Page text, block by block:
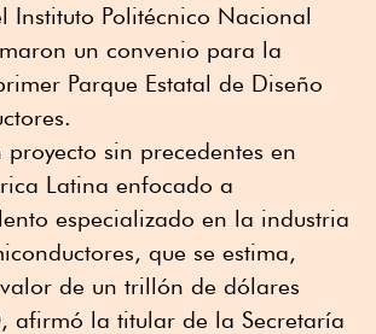
Instituto Politécnico Nacional
un convenio para la
Parque Estatal de Diseño
proyecto sin precedentes en
Latina enfocado a
especializado en la industria
que se estima,
de un trillón de dólares
afirmó la titular de la Secretaría